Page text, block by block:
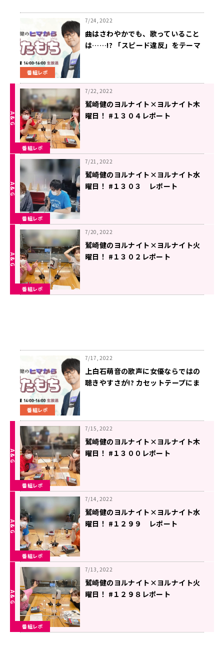
番組レポ
7/24, 2022
曲はさわやかでも、歌っていること
は……!? 「スピード違反」をテーマ
番組レポ
7/22, 2022
鷲崎健のヨルナイト×ヨルナイト木
曜日！ #１３０４レポート
番組レポ
7/21, 2022
鷲崎健のヨルナイト×ヨルナイト水
曜日！ #１３０３ レポート
番組レポ
7/20, 2022
鷲崎健のヨルナイト×ヨルナイト火
曜日！ #１３０２レポート
番組レポ
7/17, 2022
上白石萌音の歌声に女優ならではの
聴きやすさが!? カセットテープにま
番組レポ
7/15, 2022
鷲崎健のヨルナイト×ヨルナイト木
曜日！ #１３００レポート
番組レポ
7/14, 2022
鷲崎健のヨルナイト×ヨルナイト水
曜日！ #１２９９ レポート
番組レポ
7/13, 2022
鷲崎健のヨルナイト×ヨルナイト火
曜日！ #１２９８レポート